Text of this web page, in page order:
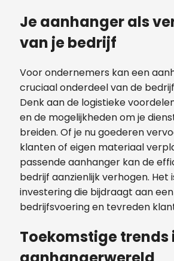
Je aanhanger als
van je bedrijf
Voor ondernemers kan een
cruciaal onderdeel van de
Denk aan de logistieke
en de mogelijkheden om je
breiden. Of je nu goederen
klanten of eigen materiaal
passende aanhanger kan de
bedrijf aanzienlijk verhogen. Het
investering die bijdraagt aan
bedrijfsvoering en tevreden
Toekomstige trends